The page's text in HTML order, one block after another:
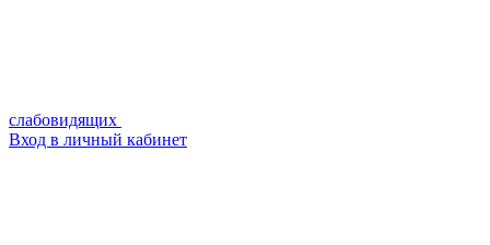
слабовидящих
Вход в личный кабинет